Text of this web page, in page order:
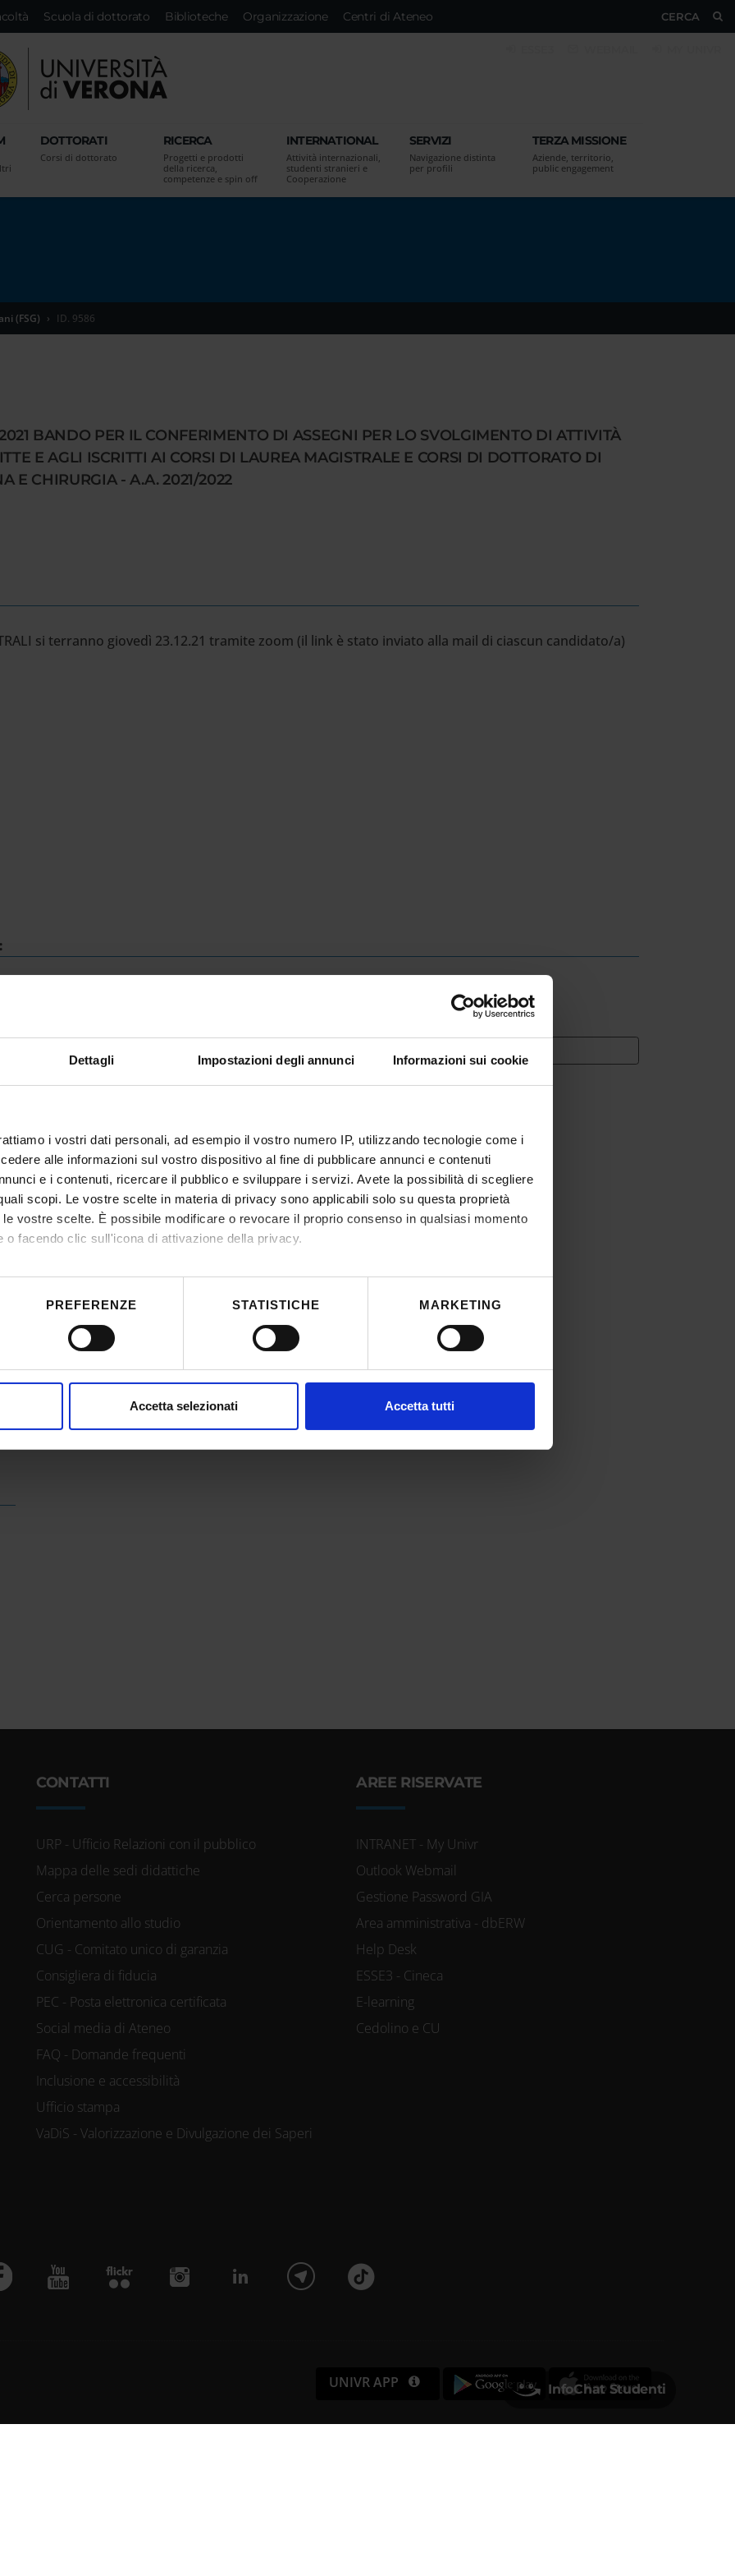
Dettagli Impostazioni degli annunci Informazioni sui cookie
i vostri dati personali, ad esempio il vostro numero IP, utilizzando tecnologie come i
alle informazioni sul vostro dispositivo al fine di pubblicare annunci e contenuti
e i contenuti, ricercare il pubblico e sviluppare i servizi. Avete la possibilità di scegliere
scopi. Le vostre scelte in materia di privacy sono applicabili solo su questa proprietà
vostre scelte. È possibile modificare o revocare il proprio consenso in qualsiasi momento
o facendo clic sull'icona di attivazione della privacy.
anche:
tua posizione geografica, con un'approssimazione di qualche metro,
elaborati i tuoi dati personali e imposta le tue preferenze nella
sezione dettagli . Puoi
contenuti ed annunci, per fornire funzionalità dei social media e per analizzare il
PREFERENZE STATISTICHE MARKETING
Accetta selezionati Accetta tutti
CERCA
Scuola di dottorato Biblioteche Organizzazione Centri di Ateneo
DOTTORATI
Corsi di dottorato
RICERCA
Progetti e prodotti
della ricerca,
competenze e spin off
INTERNATIONAL
Attività internazionali,
studenti stranieri e
Cooperazione
SERVIZI
Navigazione distinta
per profili
TERZA MISSIONE
Aziende, territorio,
public engagement
(FSG) ID. 9586
BANDO PER IL CONFERIMENTO DI ASSEGNI PER LO SVOLGIMENTO DI ATTIVITÀ
E AGLI ISCRITTI AI CORSI DI LAUREA MAGISTRALE E CORSI DI DOTTORATO DI
E CHIRURGIA - A.A. 2021/2022
si terranno giovedì 23.12.21 tramite zoom (il link è stato inviato alla mail di ciascun candidato/a)
CONTATTI
URP - Ufficio Relazioni con il pubblico
Mappa delle sedi didattiche
Cerca persone
Orientamento allo studio
CUG - Comitato unico di garanzia
Consigliera di fiducia
PEC - Posta elettronica certificata
Social media di Ateneo
FAQ - Domande frequenti
Inclusione e accessibilità
Ufficio stampa
VaDiS - Valorizzazione e Divulgazione dei Saperi
AREE RISERVATE
INTRANET - My Univr
Outlook Webmail
Gestione Password GIA
Area amministrativa - dbERW
Help Desk
ESSE3 - Cineca
E-learning
Cedolino e CU
UNIVR APP InfoChat Studenti